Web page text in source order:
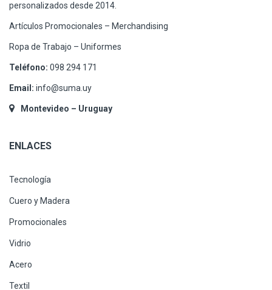
personalizados desde 2014.
Artículos Promocionales – Merchandising
Ropa de Trabajo – Uniformes
Teléfono: 098 294 171
Email: info@suma.uy
Montevideo – Uruguay
ENLACES
Tecnología
Cuero y Madera
Promocionales
Vidrio
Acero
Textil